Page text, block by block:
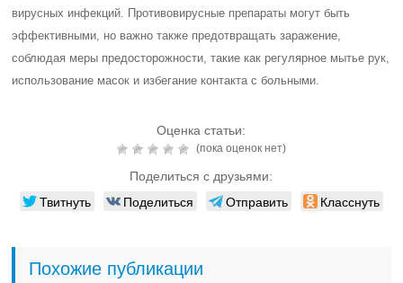
вирусных инфекций. Противовирусные препараты могут быть
эффективными, но важно также предотвращать заражение,
соблюдая меры предосторожности, такие как регулярное мытье рук,
использование масок и избегание контакта с больными.
Оценка статьи:
(пока оценок нет)
Поделиться с друзьями:
Твитнуть Поделиться Отправить Класснуть
Похожие публикации